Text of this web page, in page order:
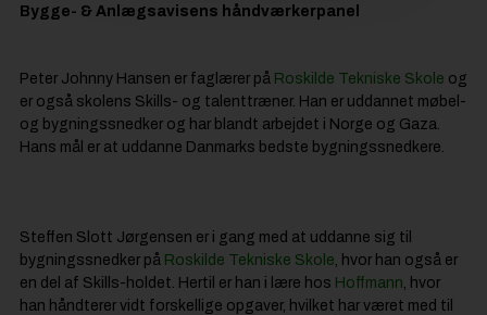
Bygge- & Anlægsavisens håndværkerpanel
Peter Johnny Hansen er faglærer på Roskilde Tekniske Skole og
er også skolens Skills- og talenttræner. Han er uddannet møbel-
og bygningssnedker og har blandt arbejdet i Norge og Gaza.
Hans mål er at uddanne Danmarks bedste bygningssnedkere.
Steffen Slott Jørgensen er i gang med at uddanne sig til
bygningssnedker på Roskilde Tekniske Skole , hvor han også er
en del af Skills-holdet. Hertil er han i lære hos Hoffmann , hvor
han håndterer vidt forskellige opgaver, hvilket har været med til